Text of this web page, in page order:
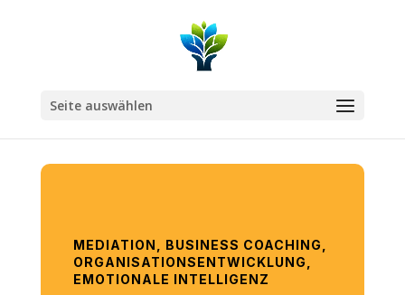
Seite auswählen
MEDIATION, BUSINESS COACHING,
ORGANISATIONSENTWICKLUNG,
EMOTIONALE INTELLIGENZ